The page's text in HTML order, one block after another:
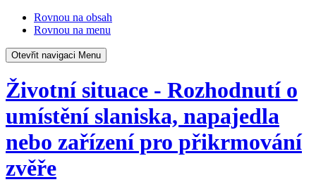
Rovnou na obsah
Rovnou na menu
Otevřit navigaci Menu
Životní situace - Rozhodnutí o
umístění slaniska, napajedla
nebo zařízení pro přikrmování
zvěře